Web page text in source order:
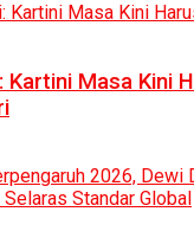
Kartini Masa Kini